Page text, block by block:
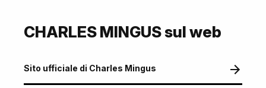
CHARLES MINGUS sul web
Sito ufficiale di Charles Mingus